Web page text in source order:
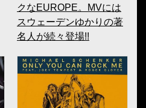
クなEUROPE。MVには
スウェーデンゆかりの著
名人が続々登場!!